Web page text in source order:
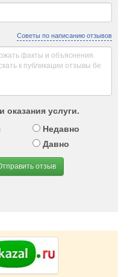
Советы по написанию отзывов
оказания услуги.
Недавно
Давно
отзыв